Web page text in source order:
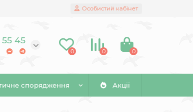
Особистий кабінет
55 45
0 0 0
спорядження Акції